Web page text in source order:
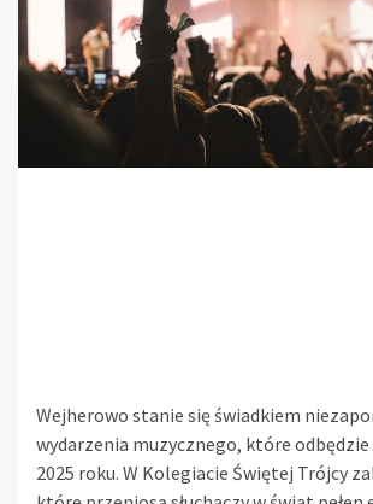
Wejherowo stanie się świadkiem
wydarzenia muzycznego, które odbędzie
2025 roku. W Kolegiacie Świętej Trójcy